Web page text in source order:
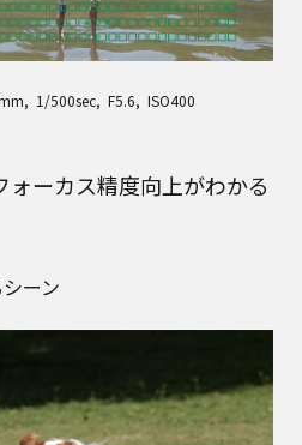
1/500sec, F5.6, ISO400
ォーカス精度向上がわかる
ーン